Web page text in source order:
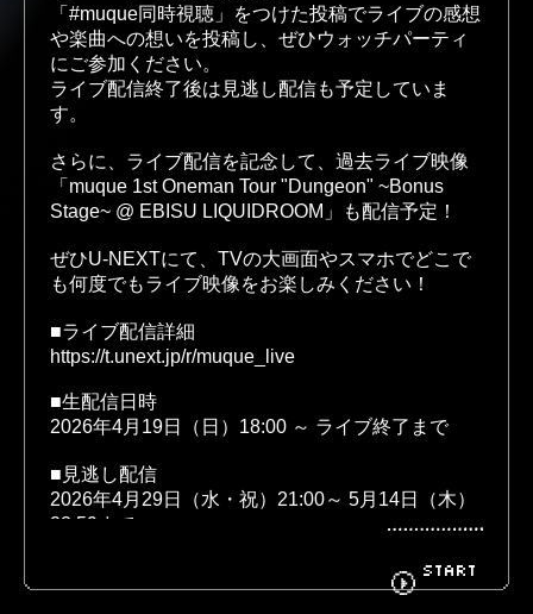
LIVE DISCOGRAPHY
BIOGRAPHY GOODS
FANCLUB CONTACT
START
「#muque同時視聴」をつけた投稿でライブの感想
や楽曲への想いを投稿し、ぜひウォッチパーティ
にご参加ください。
ライブ配信終了後は見逃し配信も予定していま
す。
さらに、ライブ配信を記念して、過去ライブ映像
「muque 1st Oneman Tour "Dungeon" ~Bonus
Stage~ @ EBISU LIQUIDROOM」も配信予定！
ぜひU-NEXTにて、TVの大画面やスマホでどこで
も何度でもライブ映像をお楽しみください！
■ライブ配信詳細
https://t.unext.jp/r/muque_live
■生配信日時
2026年4月19日（日）18:00 ～ ライブ終了まで
■見逃し配信
2026年4月29日（水・祝）21:00～ 5月14日（木）
23:59まで
をご確認く
ださい